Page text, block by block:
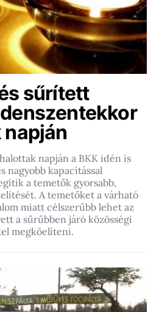
sűrített
napján a BKK idén is
nagyobb kapacitással
a temetők gyorsabb,
A temetőket a várható
miatt célszerűbb lehet az
a sűrűbben járó közösségi
megköelíteni.